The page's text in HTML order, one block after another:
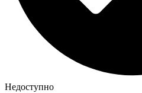
Недоступно